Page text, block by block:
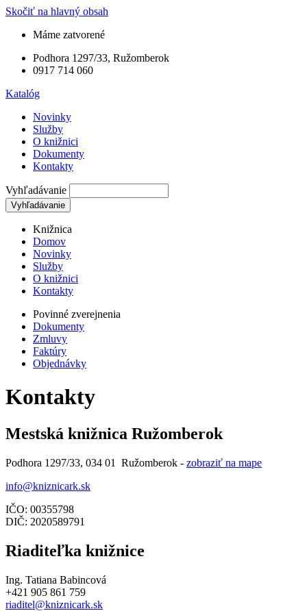
Skočiť na hlavný obsah
Máme zatvorené
Podhora 1297/33, Ružomberok
0917 714 060
Katalóg
Novinky
Služby
O knižnici
Dokumenty
Kontakty
Vyhľadávanie
Knižnica
Domov
Novinky
Služby
O knižnici
Kontakty
Povinné zverejnenia
Dokumenty
Zmluvy
Faktúry
Objednávky
Kontakty
Mestská knižnica Ružomberok
Podhora 1297/33, 034 01 Ružomberok - zobraziť na mape
info@kniznicark.sk
IČO: 00355798
DIČ: 2020589791
Riaditeľka knižnice
Ing. Tatiana Babincová
+421 905 861 759
riaditel@kniznicark.sk